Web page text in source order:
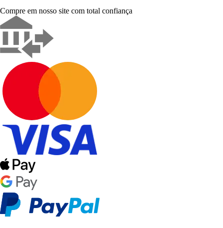
Compre em nosso site com total confiança